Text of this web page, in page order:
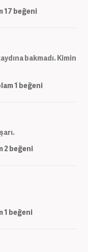
17 beğeni
bakmadı. Kimin
1 beğeni
2beğeni
1 beğeni